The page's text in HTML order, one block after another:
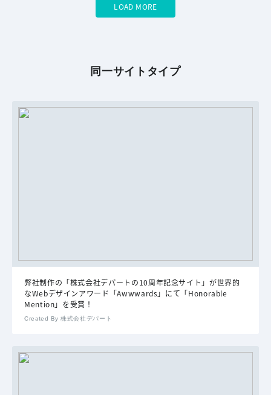
LOAD MORE
同一サイトタイプ
弊社制作の「株式会社デパートの10周年記念サイト」が世界的
なWebデザインアワード「Awwwards」にて「Honorable
Mention」を受賞！
Created By 株式会社デパート